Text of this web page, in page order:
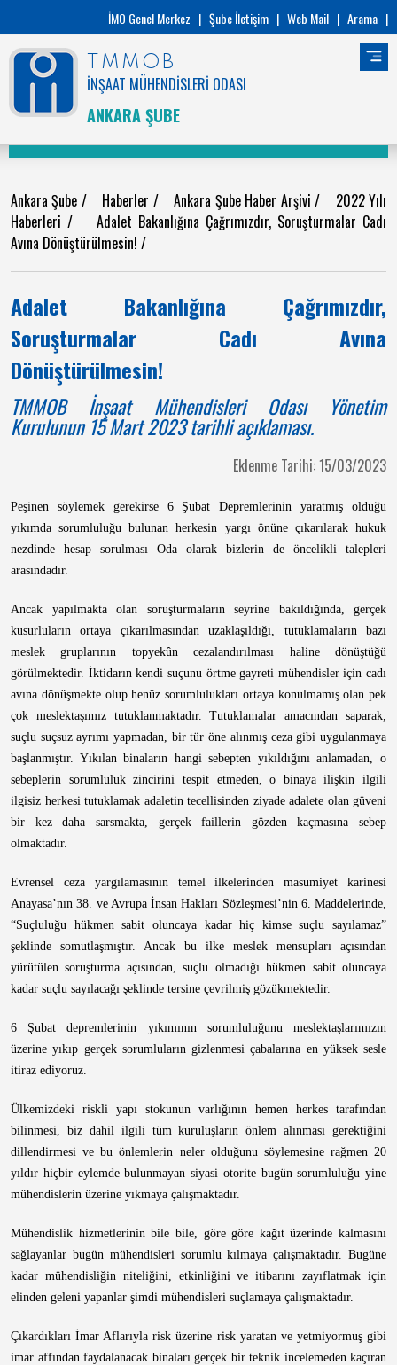
İMO Genel Merkez | Şube İletişim | Web Mail | Arama |
TMMOB
İNŞAAT MÜHENDİSLERİ ODASI
ANKARA ŞUBE
Ankara Şube / Haberler /Ankara Şube Haber Arşivi/ 2022 Yılı
Haberleri /Adalet Bakanlığına Çağrımızdır, Soruşturmalar Cadı
Avına Dönüştürülmesin! /
Adalet Bakanlığına Çağrımızdır,
Soruşturmalar Cadı Avına
Dönüştürülmesin!
TMMOB İnşaat Mühendisleri Odası Yönetim
Kurulunun 15 Mart 2023 tarihli açıklaması.
Eklenme Tarihi: 15/03/2023
Peşinen söylemek gerekirse 6 Şubat Depremlerinin yaratmış olduğu
yıkımda sorumluluğu bulunan herkesin yargı önüne çıkarılarak hukuk
nezdinde hesap sorulması Oda olarak bizlerin de öncelikli talepleri
arasındadır.
Ancak yapılmakta olan soruşturmaların seyrine bakıldığında, gerçek
kusurluların ortaya çıkarılmasından uzaklaşıldığı, tutuklamaların bazı
meslek gruplarının topyekûn cezalandırılması haline dönüştüğü
görülmektedir. İktidarın kendi suçunu örtme gayreti mühendisler için cadı
avına dönüşmekte olup henüz sorumlulukları ortaya konulmamış olan pek
çok meslektaşımız tutuklanmaktadır. Tutuklamalar amacından saparak,
suçlu suçsuz ayrımı yapmadan, bir tür öne alınmış ceza gibi uygulanmaya
başlanmıştır. Yıkılan binaların hangi sebepten yıkıldığını anlamadan, o
sebeplerin sorumluluk zincirini tespit etmeden, o binaya ilişkin ilgili
ilgisiz herkesi tutuklamak adaletin tecellisinden ziyade adalete olan güveni
bir kez daha sarsmakta, gerçek faillerin gözden kaçmasına sebep
olmaktadır.
Evrensel ceza yargılamasının temel ilkelerinden masumiyet karinesi
Anayasa’nın 38. ve Avrupa İnsan Hakları Sözleşmesi’nin 6. Maddelerinde,
“Suçluluğu hükmen sabit oluncaya kadar hiç kimse suçlu sayılamaz”
şeklinde somutlaşmıştır. Ancak bu ilke meslek mensupları açısından
yürütülen soruşturma açısından, suçlu olmadığı hükmen sabit oluncaya
kadar suçlu sayılacağı şeklinde tersine çevrilmiş gözükmektedir.
6 Şubat depremlerinin yıkımının sorumluluğunu meslektaşlarımızın
üzerine yıkıp gerçek sorumluların gizlenmesi çabalarına en yüksek sesle
itiraz ediyoruz.
Ülkemizdeki riskli yapı stokunun varlığının hemen herkes tarafından
bilinmesi, biz dahil ilgili tüm kuruluşların önlem alınması gerektiğini
dillendirmesi ve bu önlemlerin neler olduğunu söylemesine rağmen 20
yıldır hiçbir eylemde bulunmayan siyasi otorite bugün sorumluluğu yine
mühendislerin üzerine yıkmaya çalışmaktadır.
Mühendislik hizmetlerinin bile bile, göre göre kağıt üzerinde kalmasını
sağlayanlar bugün mühendisleri sorumlu kılmaya çalışmaktadır. Bugüne
kadar mühendisliğin niteliğini, etkinliğini ve itibarını zayıflatmak için
elinden geleni yapanlar şimdi mühendisleri suçlamaya çalışmaktadır.
Çıkardıkları İmar Aflarıyla risk üzerine risk yaratan ve yetmiyormuş gibi
imar affından faydalanacak binaları gerçek bir teknik incelemeden kaçıran